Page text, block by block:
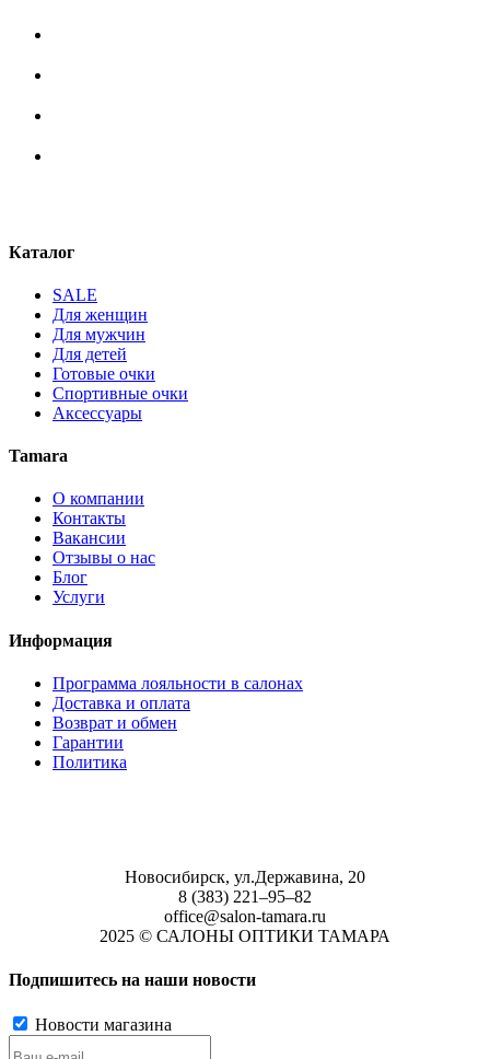
Каталог
SALE
Для женщин
Для мужчин
Для детей
Готовые очки
Спортивные очки
Аксессуары
Tamara
О компании
Контакты
Вакансии
Отзывы о нас
Блог
Услуги
Информация
Программа лояльности в салонах
Доставка и оплата
Возврат и обмен
Гарантии
Политика
Новосибирск, ул.Державина, 20
8 (383) 221‒95‒82
office@salon-tamara.ru
2025 © САЛОНЫ ОПТИКИ ТАМАРА
Подпишитесь на наши новости
Новости магазина